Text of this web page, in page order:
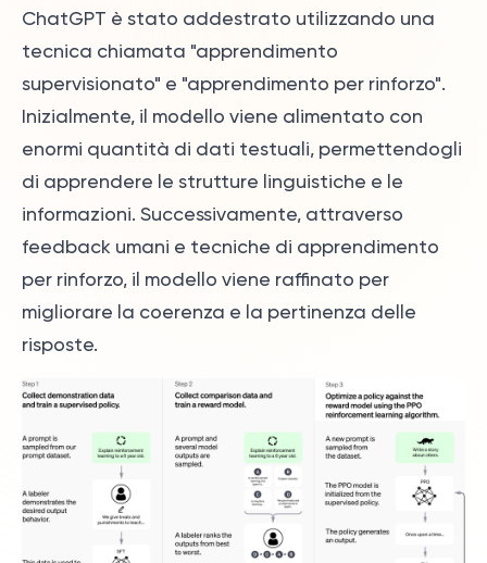
ChatGPT è stato addestrato utilizzando una
tecnica chiamata "apprendimento
supervisionato" e "apprendimento per rinforzo".
Inizialmente, il modello viene alimentato con
enormi quantità di dati testuali, permettendogli
di apprendere le strutture linguistiche e le
informazioni. Successivamente, attraverso
feedback umani e tecniche di apprendimento
per rinforzo, il modello viene raffinato per
migliorare la coerenza e la pertinenza delle
risposte.